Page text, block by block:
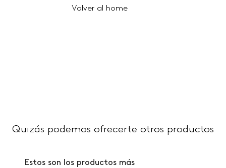
Volver al home
Quizás podemos ofrecerte otros productos
Estos son los productos más